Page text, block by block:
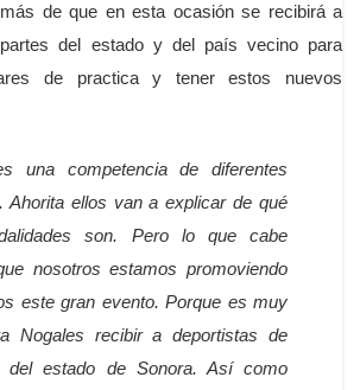
de que en esta ocasión se recibirá a
del estado y del país vecino para
de practica y tener estos nuevos
una competencia de diferentes
Ahorita ellos van a explicar de qué
son. Pero lo que cabe
nosotros estamos promoviendo
este gran evento. Porque es muy
Nogales recibir a deportistas de
del estado de Sonora. Así como